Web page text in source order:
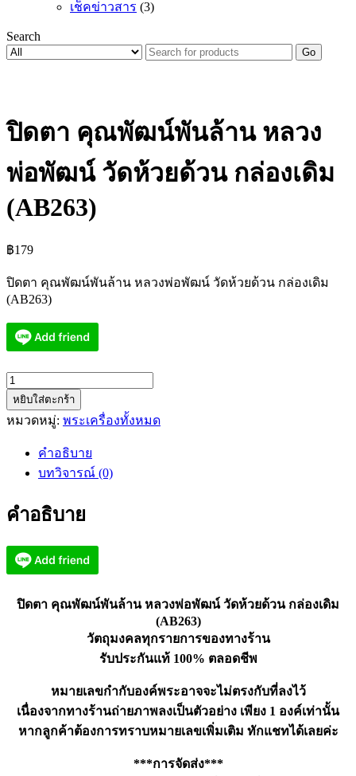
เช็คข่าวสาร (3)
Search
Go
ปิดตา คุณพัฒน์พันล้าน หลวง
พ่อพัฒน์ วัดห้วยด้วน กล่องเดิม
(AB263)
฿179
ปิดตา คุณพัฒน์พันล้าน หลวงพ่อพัฒน์ วัดห้วยด้วน กล่องเดิม
(AB263)
จำนวน
ปิด
ตา
หลวง
พัฒน์
ห้วย
หยิบใส่ตะกร้า
หมวดหมู่: พระเครื่องทั้งหมด
คำอธิบาย
บทวิจารณ์ (0)
คำอธิบาย
ปิดตา คุณพัฒน์พันล้าน หลวงพ่อพัฒน์ วัดห้วยด้วน กล่องเดิม
(AB263)
วัตถุมงคลทุกรายการของทางร้าน
รับประกันแท้ 100% ตลอดชีพ
หมายเลขกำกับองค์พระอาจจะไม่ตรงกับที่ลงไว้
เนื่องจากทางร้านถ่ายภาพลงเป็นตัวอย่าง เพียง 1 องค์เท่านั้น
หากลูกค้าต้องการทราบหมายเลขเพิ่มเติม ทักแชทได้เลยค่ะ
***การจัดส่ง***